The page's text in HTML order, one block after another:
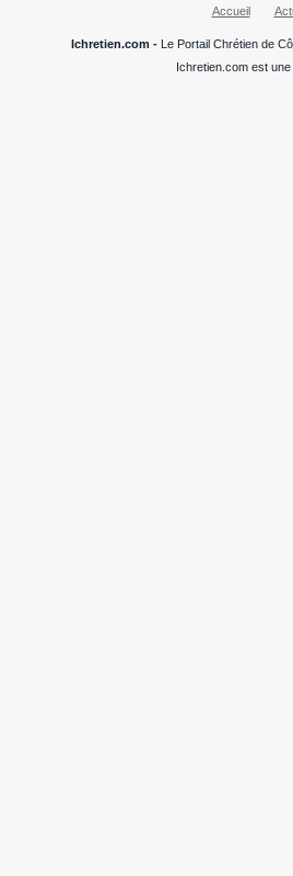
Accueil
Ichretien.com - Le Portail Chrétien de
Ichretien.com est